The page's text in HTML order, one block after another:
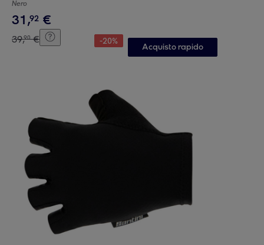
Nero
31,92 €
39,90 € -20%
Acquisto rapido